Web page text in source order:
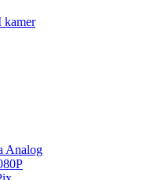
Analog